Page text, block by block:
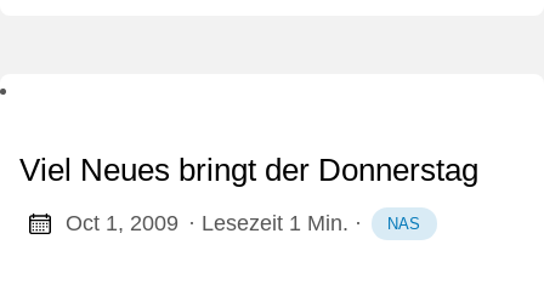
Viel Neues bringt der Donnerstag
Oct 1, 2009 · Lesezeit 1 Min. · NAS